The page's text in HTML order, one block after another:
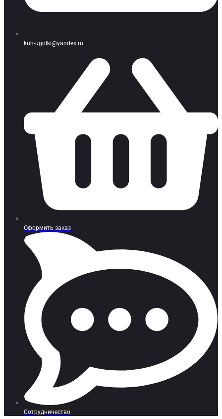
kuh-ugolki@yandex.ru
Оформить заказ
Сотрудничество